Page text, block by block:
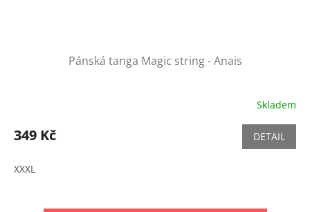
Pánská tanga Magic string - Anais
Skladem
349 Kč DETAIL
XXXL